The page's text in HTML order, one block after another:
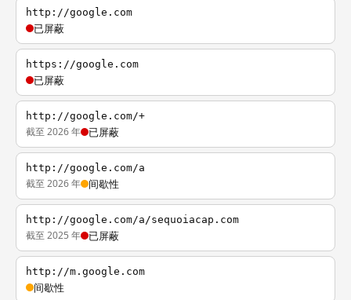
http://google.com
已屏蔽
https://google.com
已屏蔽
http://google.com/+
截至 2026 年 已屏蔽
http://google.com/a
截至 2026 年 间歇性
http://google.com/a/sequoiacap.com
截至 2025 年 已屏蔽
http://m.google.com
间歇性